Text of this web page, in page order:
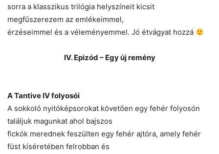
sorra a klasszikus trilógia helyszíneit kicsit
megfűszerezem az emlékeimmel,
érzéseimmel és a véleményemmel. Jó étvágyat hozzá
IV. Epizód – Egy új remény
A Tantive IV folyosói
A sokkoló nyitóképsorokat követően egy fehér folyosón
találjuk magunkat ahol bajszos
fickók merednek feszülten egy fehér ajtóra, amely fehér
füst kíséretében felrobban és